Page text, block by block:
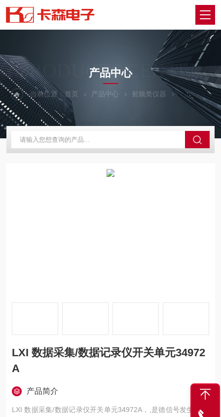
PRODUCTS CENTER
产品中心
当前位置：首页 产品中心 射频类仪器 数据采集器
LXI 数据采集/数据记录仪开关单元34972
A
产品简介
LXI 数据采集/数据记录仪开关单元34972A，,是德信号发生器E8